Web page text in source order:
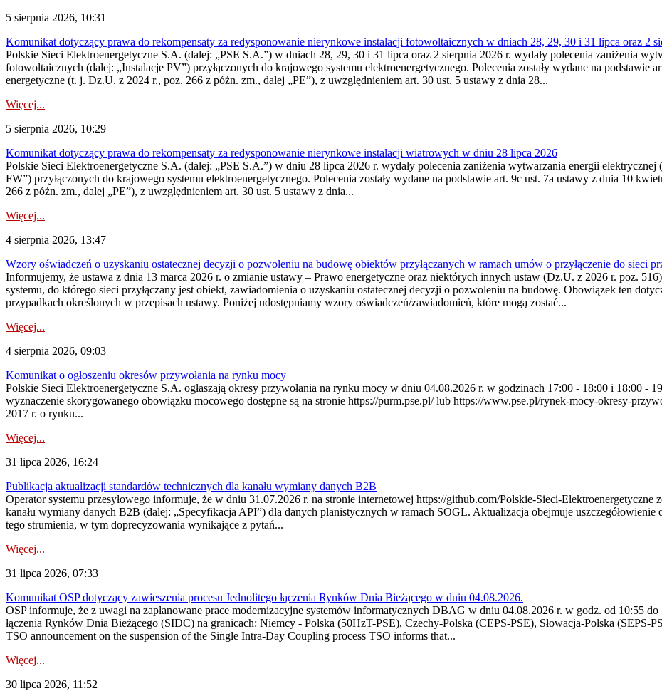
5 sierpnia 2026, 10:31
Komunikat dotyczący prawa do rekompensaty za redysponowanie nierynkowe instalacji fotowoltaicznych w dniach 28, 29, 30 i 31 lipca oraz 2
Polskie Sieci Elektroenergetyczne S.A. (dalej: „PSE S.A.”) w dniach 28, 29, 30 i 31 lipca oraz 2 sierpnia 2026 r. wydały polecenia zaniżenia
fotowoltaicznych (dalej: „Instalacje PV”) przyłączonych do krajowego systemu elektroenergetycznego. Polecenia zostały wydane na podstawie
energetyczne (t. j. Dz.U. z 2024 r., poz. 266 z późn. zm., dalej „PE”), z uwzględnieniem art. 30 ust. 5 ustawy z dnia 28...
Więcej...
5 sierpnia 2026, 10:29
Komunikat dotyczący prawa do rekompensaty za redysponowanie nierynkowe instalacji wiatrowych w dniu 28 lipca 2026
Polskie Sieci Elektroenergetyczne S.A. (dalej: „PSE S.A.”) w dniu 28 lipca 2026 r. wydały polecenia zaniżenia wytwarzania energii
FW”) przyłączonych do krajowego systemu elektroenergetycznego. Polecenia zostały wydane na podstawie art. 9c ust. 7a ustawy z dnia 10
266 z późn. zm., dalej „PE”), z uwzględnieniem art. 30 ust. 5 ustawy z dnia...
Więcej...
4 sierpnia 2026, 13:47
Wzory oświadczeń o uzyskaniu ostatecznej decyzji o pozwoleniu na budowę obiektów przyłączanych w ramach umów o przyłączenie do sieci
Informujemy, że ustawa z dnia 13 marca 2026 r. o zmianie ustawy – Prawo energetyczne oraz niektórych innych ustaw (Dz.U. z 2026 r. poz.
systemu, do którego sieci przyłączany jest obiekt, zawiadomienia o uzyskaniu ostatecznej decyzji o pozwoleniu na budowę. Obowiązek ten
przypadkach określonych w przepisach ustawy. Poniżej udostępniamy wzory oświadczeń/zawiadomień, które mogą zostać...
Więcej...
4 sierpnia 2026, 09:03
Komunikat o ogłoszeniu okresów przywołania na rynku mocy
Polskie Sieci Elektroenergetyczne S.A. ogłaszają okresy przywołania na rynku mocy w dniu 04.08.2026 r. w godzinach 17:00 - 18:00 i 18:00
wyznaczenie skorygowanego obowiązku mocowego dostępne są na stronie https://purm.pse.pl/ lub https://www.pse.pl/rynek-mocy-okresy-
2017 r. o rynku...
Więcej...
31 lipca 2026, 16:24
Publikacja aktualizacji standardów technicznych dla kanału wymiany danych B2B
Operator systemu przesyłowego informuje, że w dniu 31.07.2026 r. na stronie internetowej https://github.com/Polskie-Sieci-Elektroenergetyczne
kanału wymiany danych B2B (dalej: „Specyfikacja API”) dla danych planistycznych w ramach SOGL. Aktualizacja obejmuje
tego strumienia, w tym doprecyzowania wynikające z pytań...
Więcej...
31 lipca 2026, 07:33
Komunikat OSP dotyczący zawieszenia procesu Jednolitego łączenia Rynków Dnia Bieżącego w dniu 04.08.2026.
OSP informuje, że z uwagi na zaplanowane prace modernizacyjne systemów informatycznych DBAG w dniu 04.08.2026 r. w godz. od 10:55
łączenia Rynków Dnia Bieżącego (SIDC) na granicach: Niemcy - Polska (50HzT-PSE), Czechy-Polska (CEPS-PSE), Słowacja-Polska
TSO announcement on the suspension of the Single Intra-Day Coupling process TSO informs that...
Więcej...
30 lipca 2026, 11:52